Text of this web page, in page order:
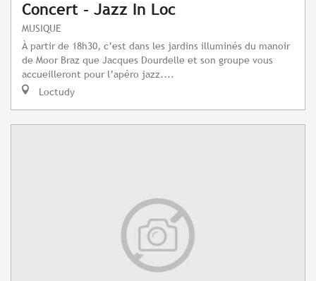
Concert - Jazz In Loc
MUSIQUE
À partir de 18h30, c’est dans les jardins illuminés du manoir
de Moor Braz que Jacques Dourdelle et son groupe vous
accueilleront pour l’apéro jazz....
Loctudy